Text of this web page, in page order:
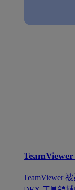
TeamViewer